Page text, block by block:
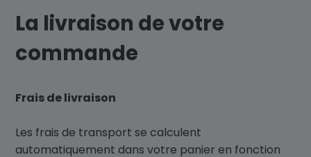
La livraison de votre
commande
Frais de livraison
Les frais de transport se calculent
automatiquement dans votre panier en fonction